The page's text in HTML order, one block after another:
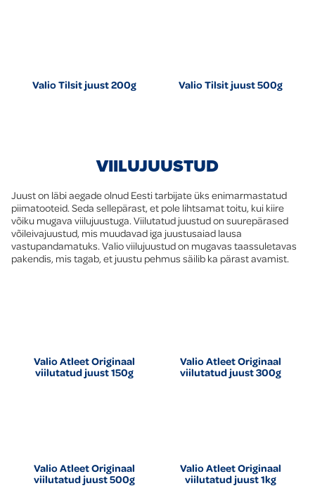
Valio Tilsit juust 200g Valio Tilsit juust 500g
VIILUJUUSTUD
Juust on läbi aegade olnud Eesti tarbijate üks enimarmastatud
piimatooteid. Seda sellepärast, et pole lihtsamat toitu, kui kiire
võiku mugava viilujuustuga. Viilutatud juustud on suurepärased
võileivajuustud, mis muudavad iga juustusaiad lausa
vastupandamatuks. Valio viilujuustud on mugavas taassuletavas
pakendis, mis tagab, et juustu pehmus säilib ka pärast avamist.
Valio Atleet Originaal
viilutatud juust 150g
Valio Atleet Originaal
viilutatud juust 300g
Valio Atleet Originaal
viilutatud juust 500g
Valio Atleet Originaal
viilutatud juust 1kg